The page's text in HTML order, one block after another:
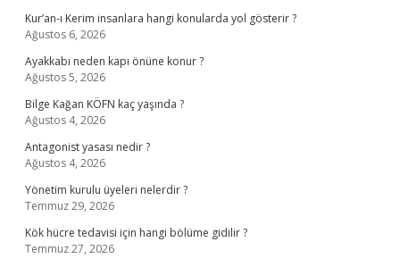
Kur’an-ı Kerim insanlara hangi konularda yol gösterir ?
Ağustos 6, 2026
Ayakkabı neden kapı önüne konur ?
Ağustos 5, 2026
Bilge Kağan KÖFN kaç yaşında ?
Ağustos 4, 2026
Antagonist yasası nedir ?
Ağustos 4, 2026
Yönetim kurulu üyeleri nelerdir ?
Temmuz 29, 2026
Kök hücre tedavisi için hangi bölüme gidilir ?
Temmuz 27, 2026